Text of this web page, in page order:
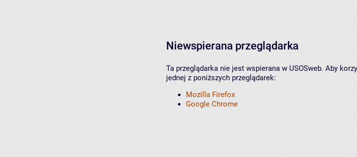
Niewspierana przeglądarka
Ta przeglądarka nie jest wspierana w USOSweb. Aby
jednej z poniższych przeglądarek:
Mozilla Firefox
Google Chrome